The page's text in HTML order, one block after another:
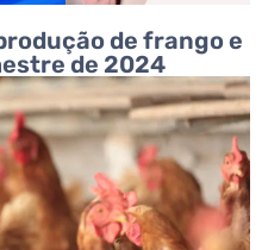
de frango e
de 2024